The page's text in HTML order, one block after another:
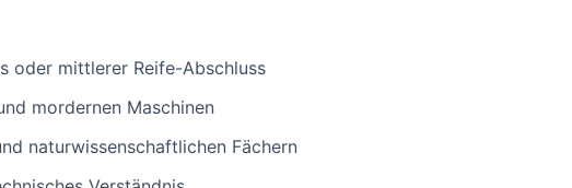
oder mittlerer Reife-Abschluss
mordernen Maschinen
naturwissenschaftlichen Fächern